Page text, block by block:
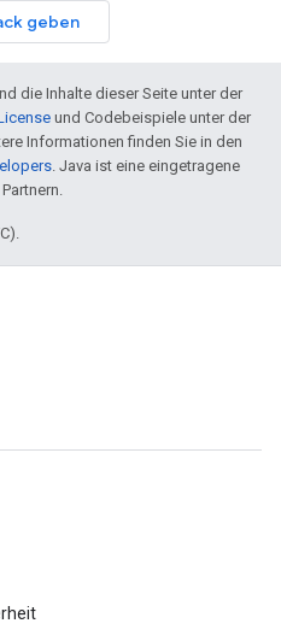
geben
die Inhalte dieser Seite unter der
und Codebeispiele unter der
Informationen finden Sie in den
. Java ist eine eingetragene